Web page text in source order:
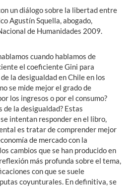
un diálogo sobre la libertad entre
Agustín Squella, abogado,
de Humanidades 2009.
cuando hablamos de
el coeficiente Gini para
la desigualdad en Chile en los
se mide mejor el grado de
los ingresos o por el consumo?
de la desigualdad? Estas
intentan responder en el libro,
es tratar de comprender mejor
de mercado con la
cambios que se han producido en
más profunda sobre el tema,
con que se suele
coyunturales. En definitiva, se